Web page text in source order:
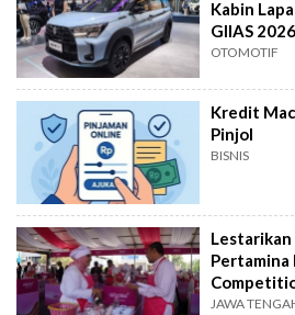
Kabin
GIIAS 2026
OTOMOTIF
Kredit
Pinjol
BISNIS
Pertamina
Baru
JAWA